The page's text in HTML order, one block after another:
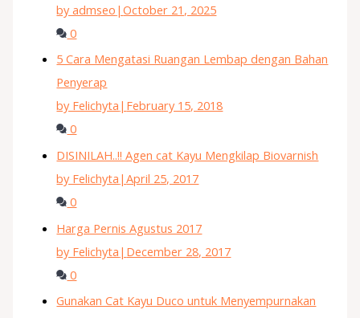
by admseo |October 21, 2025
0
5 Cara Mengatasi Ruangan Lembap dengan Bahan
Penyerap
by Felichyta | February 15, 2018
0
DISINILAH..!! Agen cat Kayu Mengkilap Biovarnish
by Felichyta |April 25, 2017
0
Harga Pernis Agustus 2017
by Felichyta | December 28, 2017
0
Gunakan Cat Kayu Duco untuk Menyempurnakan